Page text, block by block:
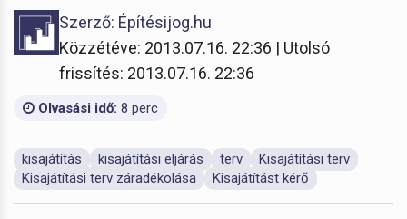
Szerző: Építésijog.hu
Közzétéve: 2013.07.16. 22:36 | Utolsó
frissítés: 2013.07.16. 22:36
Olvasási idő: 8 perc
kisajátítás kisajátítási eljárás terv
Kisajátítási terv
Kisajátítási terv záradékolása
Kisajátítást kérő